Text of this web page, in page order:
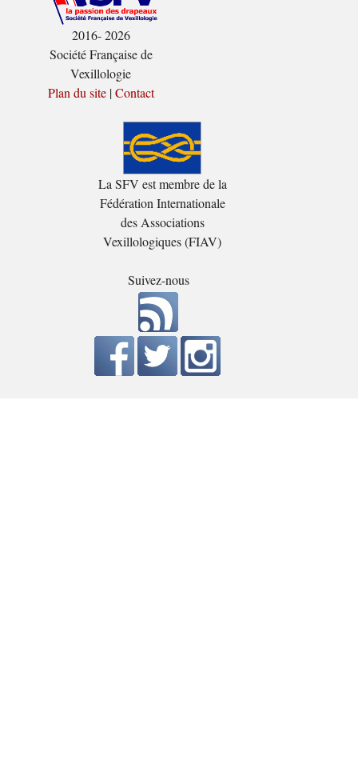
2016- 2026
Société Française de
Vexillologie
Plan du site|Contact
La SFV est membre de la
Fédération Internationale
des Associations
Vexillologiques (FIAV)
Suivez-nous